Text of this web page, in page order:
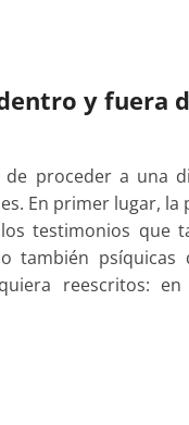
y fuera
proceder a una
En primer lugar, la
testimonios que
también psíquicas
reescritos: